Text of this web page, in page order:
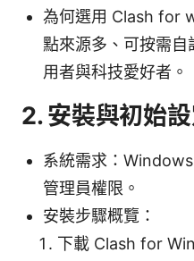
為何選用 Clash for
點來源多、可按需
用者與科技愛好者。
2. 安裝與初始
系統需求：Windows
管理員權限。
安裝步驟概覽：
下載 Clash for